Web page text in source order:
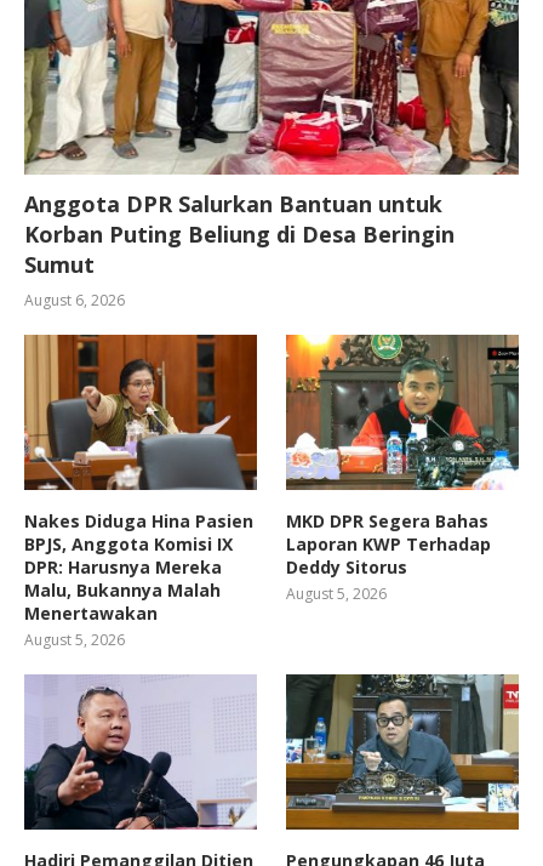
Anggota DPR Salurkan Bantuan untuk
Korban Puting Beliung di Desa Beringin
Sumut
August 6, 2026
Nakes Diduga Hina Pasien
BPJS, Anggota Komisi IX
DPR: Harusnya Mereka
Malu, Bukannya Malah
Menertawakan
August 5, 2026
MKD DPR Segera Bahas
Laporan KWP Terhadap
Deddy Sitorus
August 5, 2026
Hadiri Pemanggilan Ditjen Pengungkapan 46 Juta